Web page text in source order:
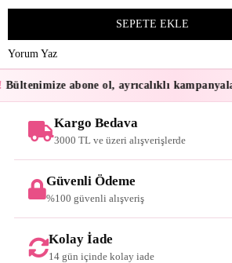
Yorum Yaz
Bültenimize abone ol, ayrıcalıklı
Kargo Bedava
3000 TL ve üzeri alışverişlerde
Güvenli Ödeme
%100 güvenli alışveriş
Kolay İade
14 gün içinde kolay iade